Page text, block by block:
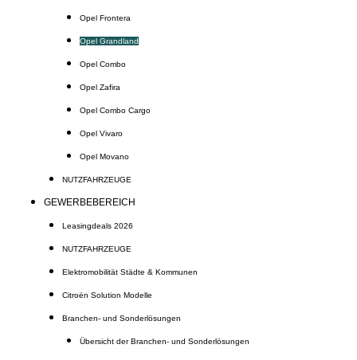
Opel Frontera
Opel Grandland
Opel Combo
Opel Zafira
Opel Combo Cargo
Opel Vivaro
Opel Movano
NUTZFAHRZEUGE
GEWERBEBEREICH
Leasingdeals 2026
NUTZFAHRZEUGE
Elektromobilität Städte & Kommunen
Citroën Solution Modelle
Branchen- und Sonderlösungen
Übersicht der Branchen- und Sonderlösungen